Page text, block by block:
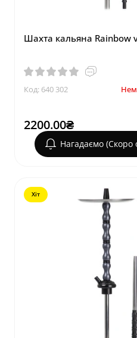
Шахта кальяна Rainbow
Код: 640 302
2200.00₴
Нагадаємо (Скоро
Хіт